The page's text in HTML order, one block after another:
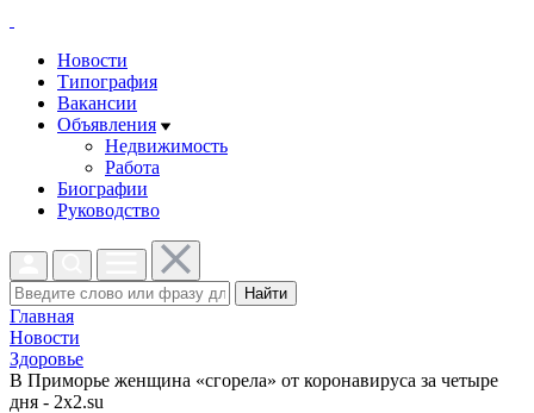
Новости
Типография
Вакансии
Объявления
Недвижимость
Работа
Биографии
Руководство
Найти
Главная
Новости
Здоровье
В Приморье женщина «сгорела» от коронавируса за четыре
дня - 2x2.su